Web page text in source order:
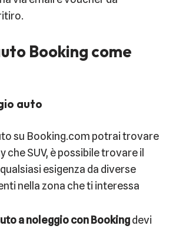
Booking come
auto
su Booking.com potrai trovare
che SUV, è possibile trovare il
esigenza da diverse
nella zona che ti interessa
a noleggio con Bookingdevi